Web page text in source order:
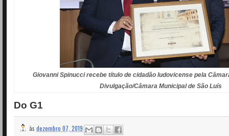
Giovanni Spinucci recebe título de cidadão ludovicense pela
Divulgação/Câmara Municipal de São Luís
Do G1
às dezembro 07, 2019